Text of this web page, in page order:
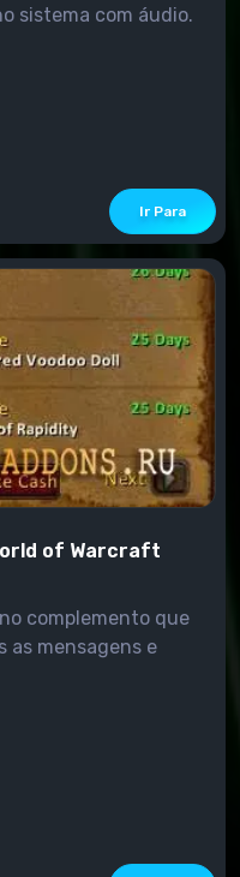
sistema com áudio.
Ir Para
of Warcraft
complemento que
mensagens e